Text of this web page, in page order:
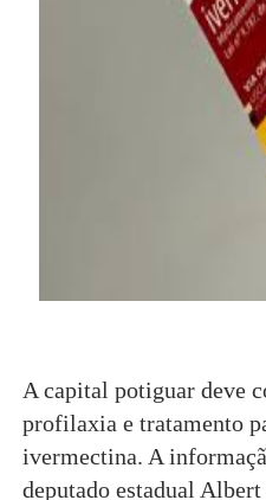
A capital potiguar deve
profilaxia e tratamento
ivermectina. A
deputado estadual